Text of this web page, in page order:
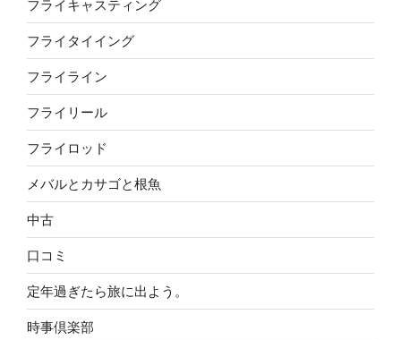
フライキャスティング
フライタイイング
フライライン
フライリール
フライロッド
メバルとカサゴと根魚
中古
口コミ
定年過ぎたら旅に出よう。
時事倶楽部